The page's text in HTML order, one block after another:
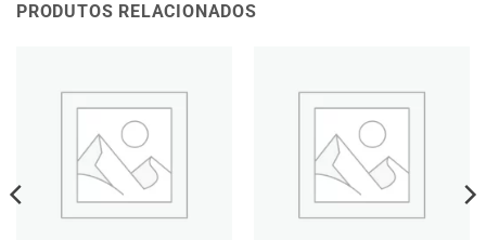
PRODUTOS RELACIONADOS